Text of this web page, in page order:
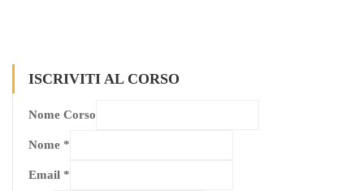
ISCRIVITI AL CORSO
Nome Corso
Nome *
Email *